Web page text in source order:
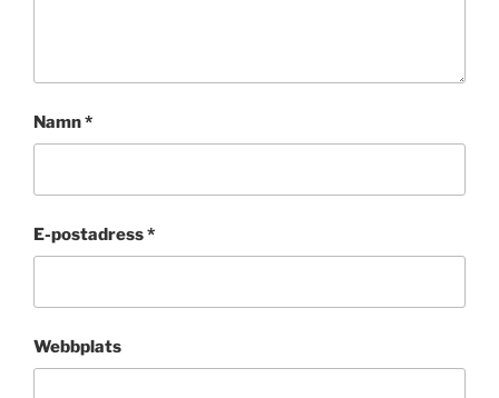
Namn*
E-postadress*
Webbplats